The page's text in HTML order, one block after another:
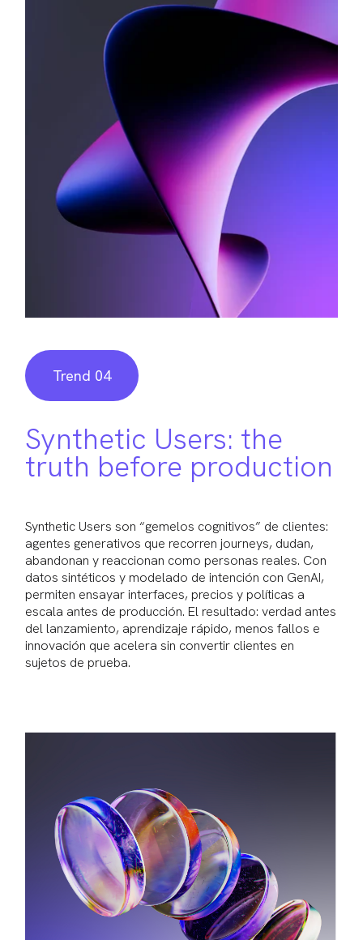
Trend 04
Synthetic Users: the
truth before production
Synthetic Users son “gemelos cognitivos” de clientes:
agentes generativos que recorren journeys, dudan,
abandonan y reaccionan como personas reales. Con
datos sintéticos y modelado de intención con GenAI,
permiten ensayar interfaces, precios y políticas a
escala antes de producción. El resultado: verdad antes
del lanzamiento, aprendizaje rápido, menos fallos e
innovación que acelera sin convertir clientes en
sujetos de prueba.